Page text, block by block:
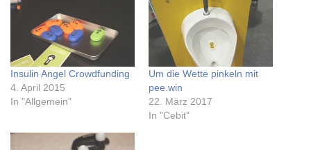
Insulin Angel Crowdfunding
4. April 2015
In "Allgemein"
Um die Wette pinkeln mit
pee.win
22. März 2017
In "Cebit"